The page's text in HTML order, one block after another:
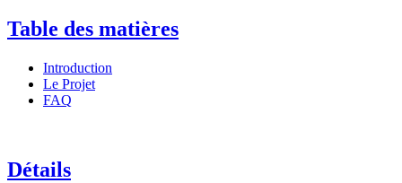
Table des matières
Introduction
Le Projet
FAQ
Détails